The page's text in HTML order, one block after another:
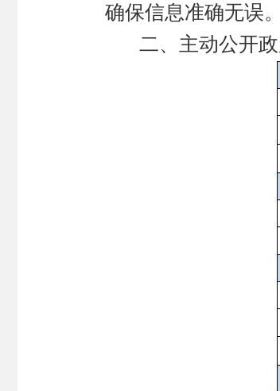
确保信息准确无误
二、主动公开